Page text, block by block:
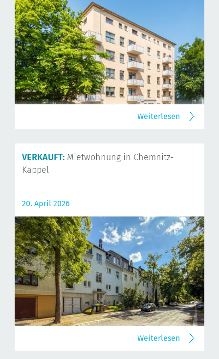
Weiterlesen
VERKAUFT: Mietwohnung in Chemnitz-
Kappel
20. April 2026
Weiterlesen